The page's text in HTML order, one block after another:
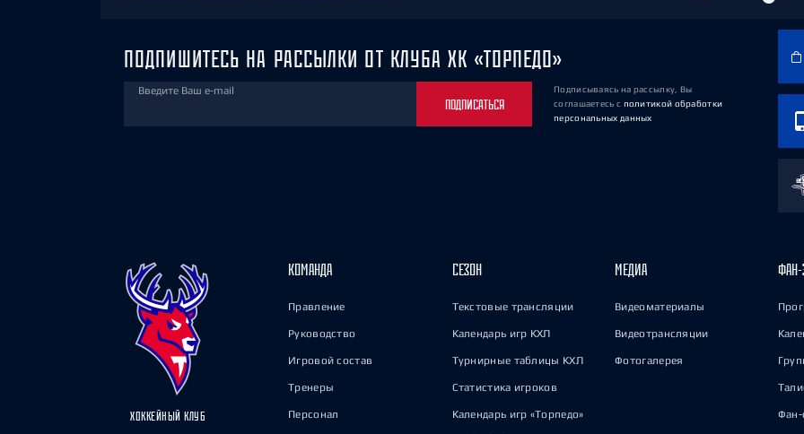
ПОДПИШИТЕСЬ НА РАССЫЛКИ ОТ КЛУБА ХК «ТОРПЕДО»
Введите Ваш e-mail
ПОДПИСАТЬСЯ
Подписываясь на рассылку, Вы
соглашаетесь с политикой обработки
персональных данных
ХОККЕЙНЫЙ КЛУБ
КОМАНДА
Правление
Руководство
Игровой состав
Тренеры
Персонал
СЕЗОН
Текстовые трансляции
Календарь игр КХЛ
Турнирные таблицы КХЛ
Статистика игроков
Календарь игр «Торпедо»
МЕДИА
Видеоматериалы
Видеотрансляции
Фотогалерея
ФАН-
Фан-